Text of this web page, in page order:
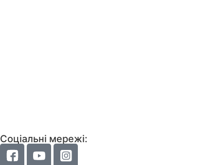
Соціальні мережі: